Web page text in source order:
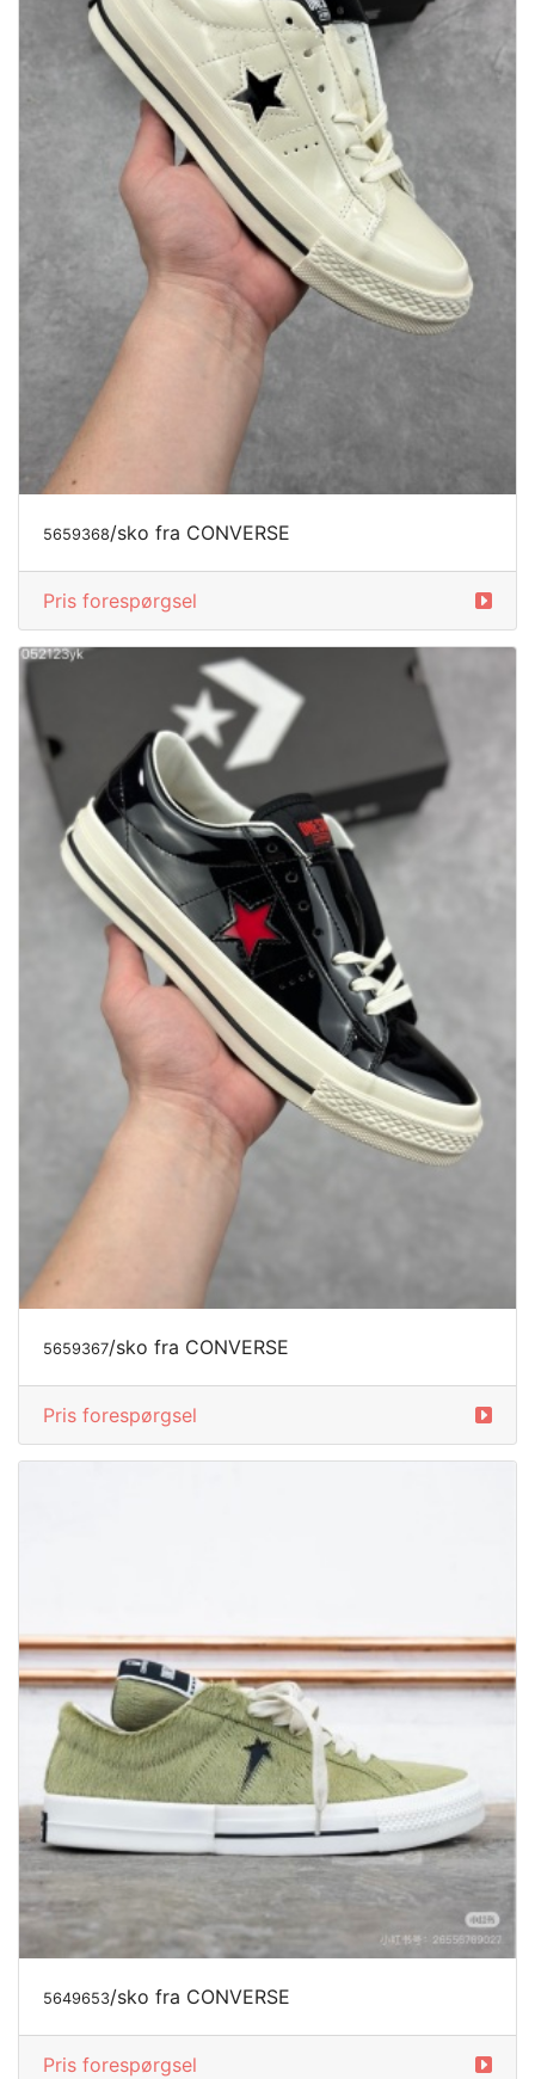
5659368/sko fra CONVERSE
Pris forespørgsel
5659367/sko fra CONVERSE
Pris forespørgsel
5649653/sko fra CONVERSE
Pris forespørgsel